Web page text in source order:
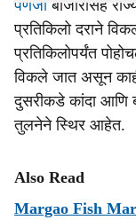
पणजी बाजारासह
प्रतिकिलो दराने
प्रतिकिलोपर्यंत
विकले जात असून
दुसरीकडे कांदा आणि
तुलनेने स्थिर आहेत.
Also Read
Margao Fish